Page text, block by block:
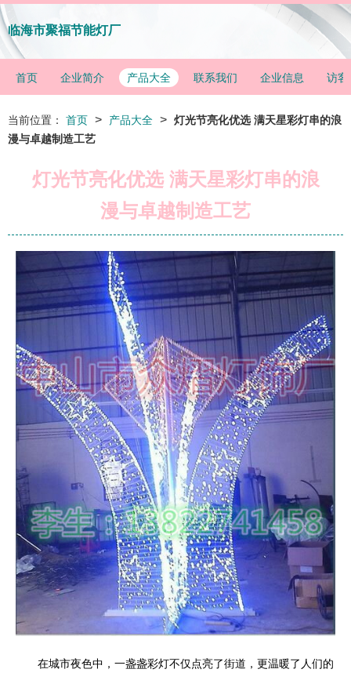
临海市聚福节能灯厂
首页 企业简介 产品大全 联系我们 企业信息 访客
当前位置： 首页 > 产品大全 > 灯光节亮化优选 满天星彩灯串的浪
漫与卓越制造工艺
灯光节亮化优选 满天星彩灯串的浪
漫与卓越制造工艺
在城市夜色中，一盏盏彩灯不仅点亮了街道，更温暖了人们的